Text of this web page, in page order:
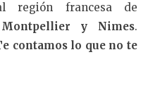
región francesa de
Montpellier y Nimes.
contamos lo que no te